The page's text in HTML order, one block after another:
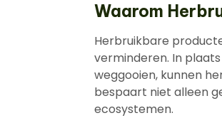
Waarom
Herbruikbare
verminderen. In
weggooien, kunnen
bespaart niet alleen
ecosystemen.